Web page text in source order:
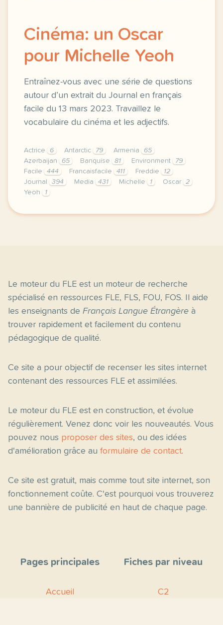
Cinéma: un Oscar
pour Michelle Yeoh
Entraînez-vous avec une série de questions
autour d’un extrait du Journal en français
facile du 13 mars 2023. Travaillez le
vocabulaire du cinéma et les adjectifs.
Actrice 6 Antarctic 79 Armenia
65
Azerbaijan
65 Banquise 81 Environment
79
Facile
444 Francaisfacile 411 Freddie
12
Journal
394 Media 431 Michelle 1 Oscar
2
Yeoh
1
exercice a2 cinema un oscar pour michelle yeoh
Le moteur du FLE est un moteur de recherche
spécialisé en ressources FLE, FLS, FOU, FOS. Il aide
les enseignants de Français Langue Étrangère à
trouver rapidement et facilement du contenu
pédagogique de qualité.
Ce site a pour objectif de recenser les sites internet
contenant des ressources FLE et assimilées.
Le moteur du FLE est en construction, et évolue
régulièrement. Venez donc voir les nouveautés. Vous
pouvez nous proposer des sites, ou des idées
d'amélioration grâce au formulaire de contact.
Ce site est gratuit, mais comme tout site internet, son
fonctionnement coûte. C'est pourquoi vous trouverez
une bannière de publicité en haut de chaque page.
Pages principales
Accueil
Fiches par niveau
C2